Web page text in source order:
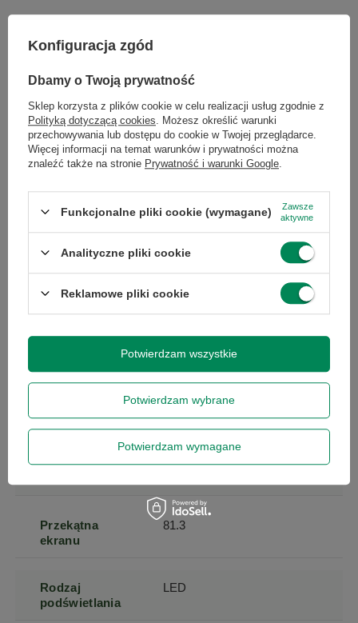
Marka Dell
Symbol 0884116310402
Seria Ultrasharp
Gwarancja
Gwarancja na 3
miesiące
Przekątna
ekranu (cale)
32
Przekątna
ekranu
81.3
Rodzaj
podświetlania
LED
Konfiguracja zgód
Dbamy o Twoją prywatność
Sklep korzysta z plików cookie w celu realizacji usług zgodnie z
Polityką dotyczącą cookies . Możesz określić warunki
przechowywania lub dostępu do cookie w Twojej przeglądarce.
Więcej informacji na temat warunków i prywatności można
znaleźć także na stronie Prywatność i warunki Google
Funkcjonalne pliki cookie (wymagane)
Zawsze
aktywne
Analityczne pliki cookie
Reklamowe pliki cookie
Potwierdzam wybrane
Potwierdzam wymagane
Potwierdzam wszystkie